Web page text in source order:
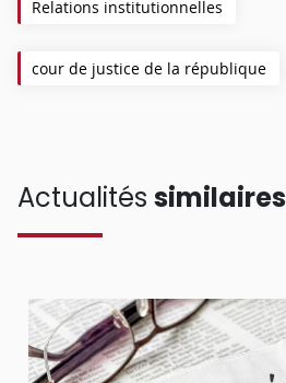
Relations institutionnelles
cour de justice de la république
Actualités similaires